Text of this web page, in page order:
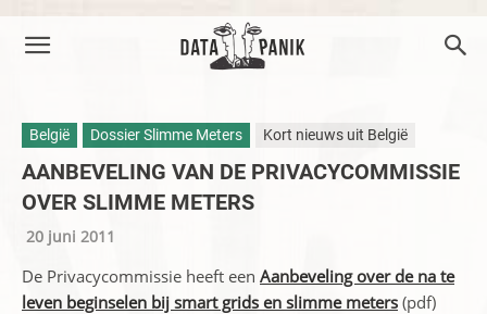
België Dossier Slimme Meters Kort nieuws uit België
AANBEVELING VAN DE PRIVACYCOMMISSIE
OVER SLIMME METERS
20 juni 2011
De Privacycommissie heeft een Aanbeveling over de na te
leven beginselen bij smart grids en slimme meters (pdf)